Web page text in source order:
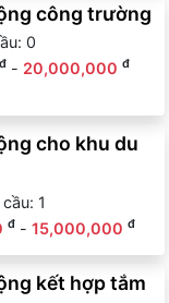
công trường
0
đ - 20,000,000 đ
cho khu du
1
đ - 15,000,000 đ
kết hợp tắm